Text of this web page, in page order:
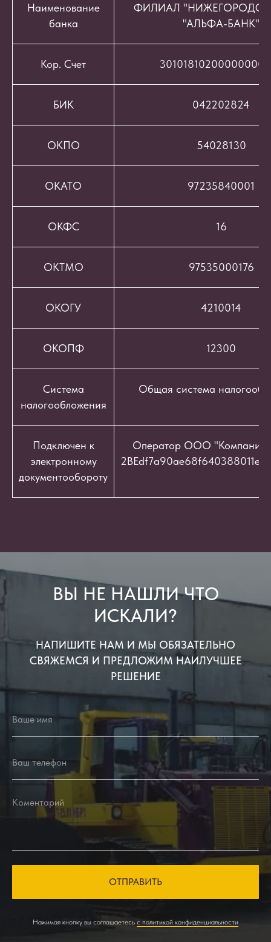
Наименование
банка
ФИЛИАЛ
"АЛЬФА-БАНК"
Кор. Счет
БИК 042202824
ОКПО 54028130
ОКАТО 97235840001
ОКФС 16
ОКТМО 97535000176
ОКОГУ 4210014
ОКОПФ 12300
Система
налогообложения
Общая система
Подключен к
электронному
документообороту
Оператор ООО "Компания
ВЫ НЕ НАШЛИ ЧТО
ИСКАЛИ?
НАПИШИТЕ НАМ И МЫ ОБЯЗАТЕЛЬНО
СВЯЖЕМСЯ И ПРЕДЛОЖИМ НАИЛУЧШЕЕ
РЕШЕНИЕ
ОТПРАВИТЬ
Нажимая кнопку вы соглашаетесь с политикой конфиденциальности